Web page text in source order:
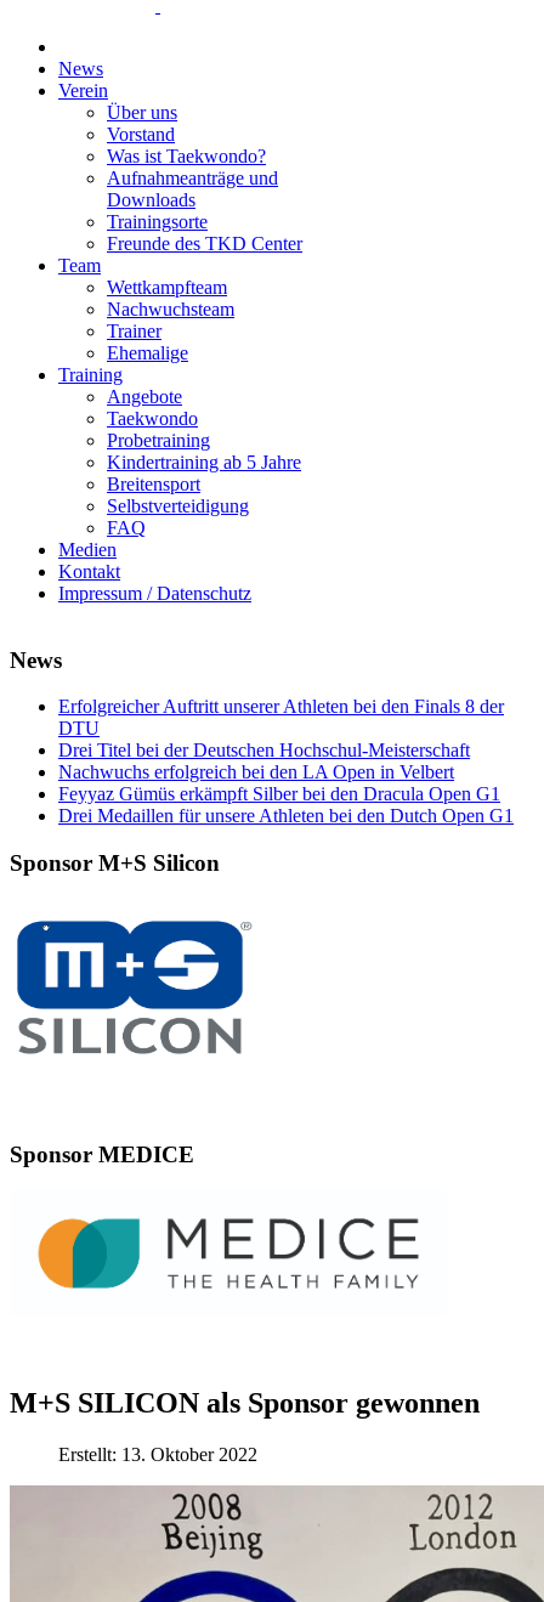
News
Verein
Über uns
Vorstand
Was ist Taekwondo?
Aufnahmeanträge und
Downloads
Trainingsorte
Freunde des TKD Center
Team
Wettkampfteam
Nachwuchsteam
Trainer
Ehemalige
Training
Angebote
Taekwondo
Probetraining
Kindertraining ab 5 Jahre
Breitensport
Selbstverteidigung
FAQ
Medien
Kontakt
Impressum / Datenschutz
News
Erfolgreicher Auftritt unserer Athleten bei den Finals 8 der
DTU
Drei Titel bei der Deutschen Hochschul-Meisterschaft
Nachwuchs erfolgreich bei den LA Open in Velbert
Feyyaz Gümüs erkämpft Silber bei den Dracula Open G1
Drei Medaillen für unsere Athleten bei den Dutch Open G1
Sponsor M+S Silicon
Sponsor MEDICE
M+S SILICON als Sponsor gewonnen
Erstellt: 13. Oktober 2022